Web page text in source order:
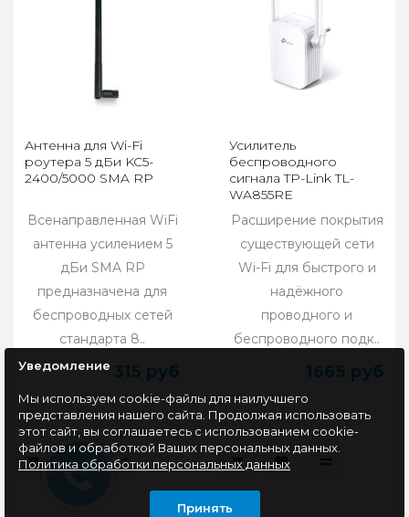
Антенна для Wi-Fi
роутера 5 дБи KC5-
2400/5000 SMA RP
Всенаправленная WiFi
антенна усилением 5
дБи SMA RP
предназначена для
беспроводных сетей
стандарта 8..
315 руб
Усилитель
беспроводного
сигнала TP-Link TL-
WA855RE
Расширение покрытия
существующей сети
Wi-Fi для быстрого и
надёжного
проводного и
беспроводного подк..
1665 руб
Уведомление
Мы используем cookie-файлы для наилучшего
представления нашего сайта. Продолжая использовать
этот сайт, вы соглашаетесь с использованием cookie-
файлов и обработкой Ваших персональных данных.
Политика обработки персональных данных
Принять